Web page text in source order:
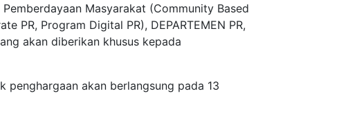
Pemberdayaan Masyarakat (Community Based
PR, Program Digital PR), DEPARTEMEN PR,
akan diberikan khusus kepada
penghargaan akan berlangsung pada 13